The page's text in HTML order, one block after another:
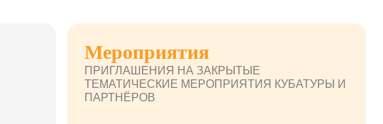
Мероприятия
ПРИГЛАШЕНИЯ НА ЗАКРЫТЫЕ
ТЕМАТИЧЕСКИЕ МЕРОПРИЯТИЯ КУБАТУРЫ И
ПАРТНЁРОВ